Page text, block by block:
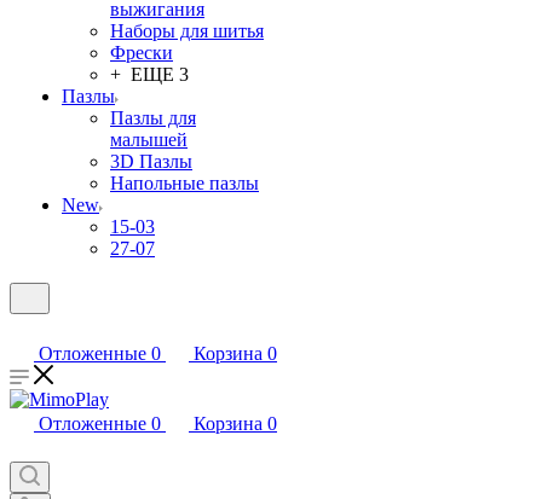
выжигания
Наборы для шитья
Фрески
+ ЕЩЕ 3
Пазлы
Пазлы для
малышей
3D Пазлы
Напольные пазлы
New
15-03
27-07
Отложенные 0 Корзина 0
Отложенные 0 Корзина 0